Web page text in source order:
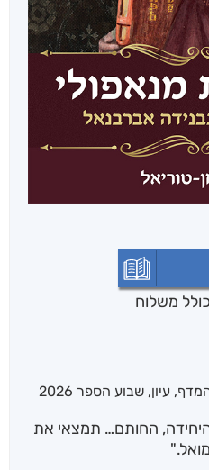
משלוח
, עיון, שבוע הספר 2026
החותם… תמצאי את